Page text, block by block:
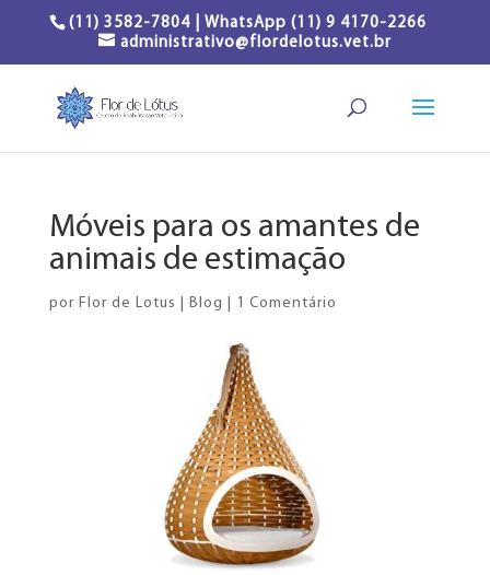
(11) 3582-7804 | WhatsApp (11) 9 4170-2266
administrativo@flordelotus.vet.br
Móveis para os amantes de
animais de estimação
por Flor de Lotus Blog 1 Comentário